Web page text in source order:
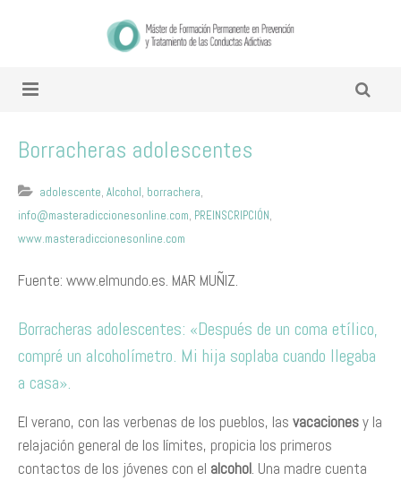
Borracheras adolescentes
adolescente, Alcohol, borrachera,
info@masteradiccionesonline.com, PREINSCRIPCIÓN,
www.masteradiccionesonline.com
Fuente: www.elmundo.es. MAR MUÑIZ.
Borracheras adolescentes: «Después de un coma etílico,
compré un alcoholímetro. Mi hija soplaba cuando llegaba
a casa».
El verano, con las verbenas de los pueblos, las vacacionesy la
relajación general de los límites, propicia los primeros
contactos de los jóvenes con el alcohol. Una madre cuenta